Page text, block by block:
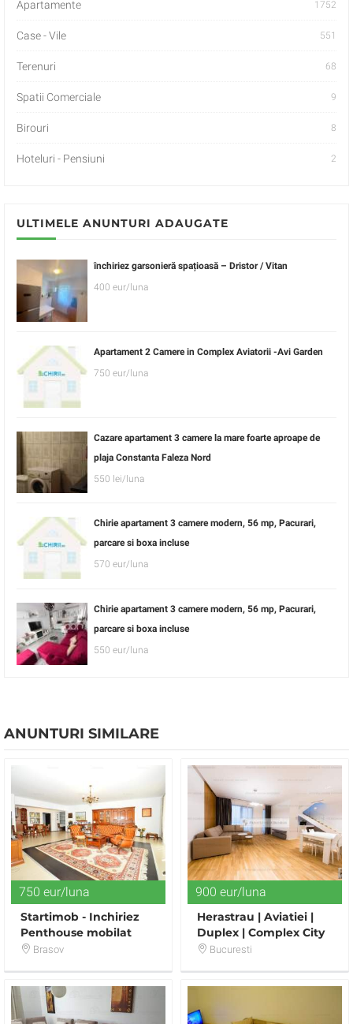
Apartamente 1752
Case - Vile 551
Terenuri 68
Spatii Comerciale 9
Birouri 8
Hoteluri - Pensiuni 2
ULTIMELE ANUNTURI ADAUGATE
închiriez garsonieră spațioasă – Dristor / Vitan
400 eur/luna
Apartament 2 Camere in Complex Aviatorii -Avi Garden
750 eur/luna
Cazare apartament 3 camere la mare foarte aproape de
plaja Constanta Faleza Nord
550 lei/luna
Chirie apartament 3 camere modern, 56 mp, Pacurari,
parcare si boxa incluse
570 eur/luna
Chirie apartament 3 camere modern, 56 mp, Pacurari,
parcare si boxa incluse
550 eur/luna
ANUNTURI SIMILARE
750 eur/luna
Startimob - Inchiriez
Penthouse mobilat
Tampa Gardens
Brasov
900 eur/luna
Herastrau | Aviatiei |
Duplex | Complex City
Point | Bloc 2017 | Totul
Bucuresti